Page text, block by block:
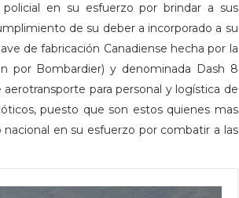
en su esfuerzo por brindar a sus
de su deber a incorporado a su
de fabricación Canadiense hecha por la
por Bombardier) y denominada Dash 8
para personal y logística de
puesto que son estos quienes mas
en su esfuerzo por combatir a las